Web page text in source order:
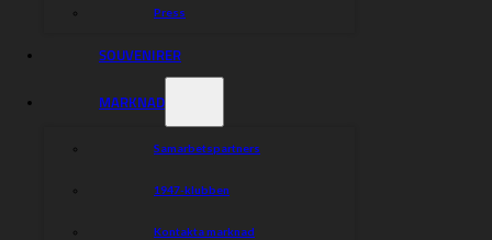
Press
SOUVENIRER
MARKNAD
Samarbetspartners
1947-klubben
Kontakta marknad